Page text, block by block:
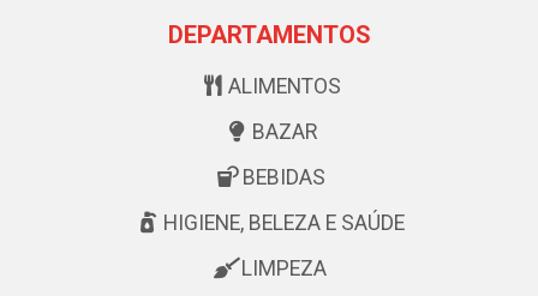
DEPARTAMENTOS
ALIMENTOS
BAZAR
BEBIDAS
HIGIENE, BELEZA E SAÚDE
LIMPEZA